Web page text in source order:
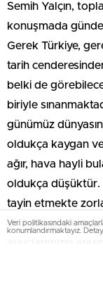
Semih Yalçın,
konuşmada
Gerek Türkiye,
tarih
belki de
biriyle
günümüz
oldukça kaygan
ağır, hava hayli
oldukça düşüktür.
tayin etmekte
bir hızla
Veri politikasındaki
konumlandırmaktayız.